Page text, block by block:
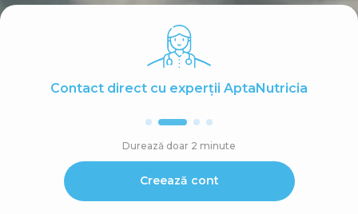
Contact direct cu experții AptaNutricia
Durează doar 2 minute
Creează cont